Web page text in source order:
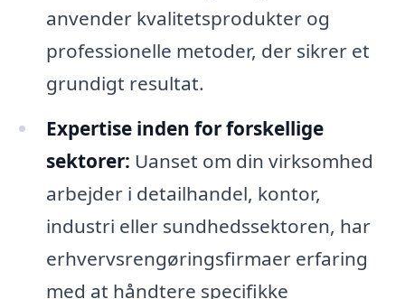
anvender kvalitetsprodukter og
professionelle metoder, der sikrer et
grundigt resultat.
Expertise inden for forskellige
sektorer: Uanset om din virksomhed
arbejder i detailhandel, kontor,
industri eller sundhedssektoren, har
erhvervsrengøringsfirmaer erfaring
med at håndtere specifikke